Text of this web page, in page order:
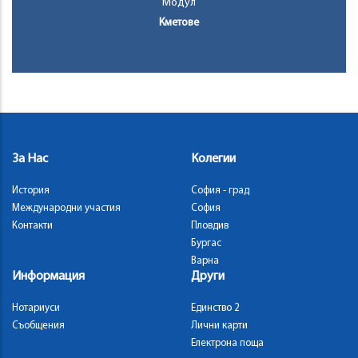
Модул
Кметове
За Нас
История
Международни участия
Контакти
Колегии
София - град
София
Пловдив
Бургас
Варна
Информация
Нотариуси
Съобщения
Други
Единство 2
Лични карти
Електрона поща